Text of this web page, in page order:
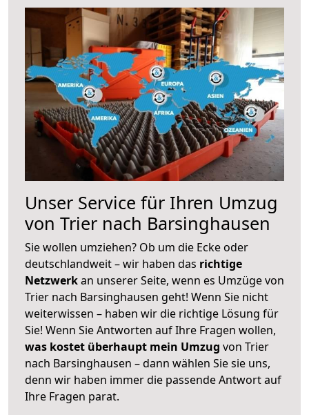
Unser Service für Ihren Umzug
von Trier nach Barsinghausen
Sie wollen umziehen? Ob um die Ecke oder
deutschlandweit – wir haben das richtige
Netzwerkan unserer Seite, wenn es Umzüge von
Trier nach Barsinghausen geht! Wenn Sie nicht
weiterwissen – haben wir die richtige Lösung für
Sie! Wenn Sie Antworten auf Ihre Fragen wollen,
was kostet überhaupt mein Umzug von Trier
nach Barsinghausen – dann wählen Sie sie uns,
denn wir haben immer die passende Antwort auf
Ihre Fragen parat.